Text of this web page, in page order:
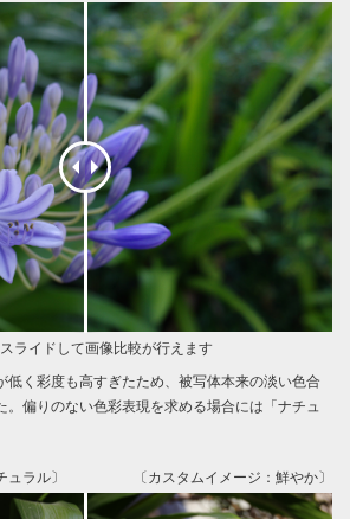
ライドして画像比較が行えます
低く彩度も高すぎたため、被写体本来の淡い色合
。偏りのない色彩表現を求める場合には「ナチュ
ュラル〕 〔カスタムイメージ：鮮やか〕